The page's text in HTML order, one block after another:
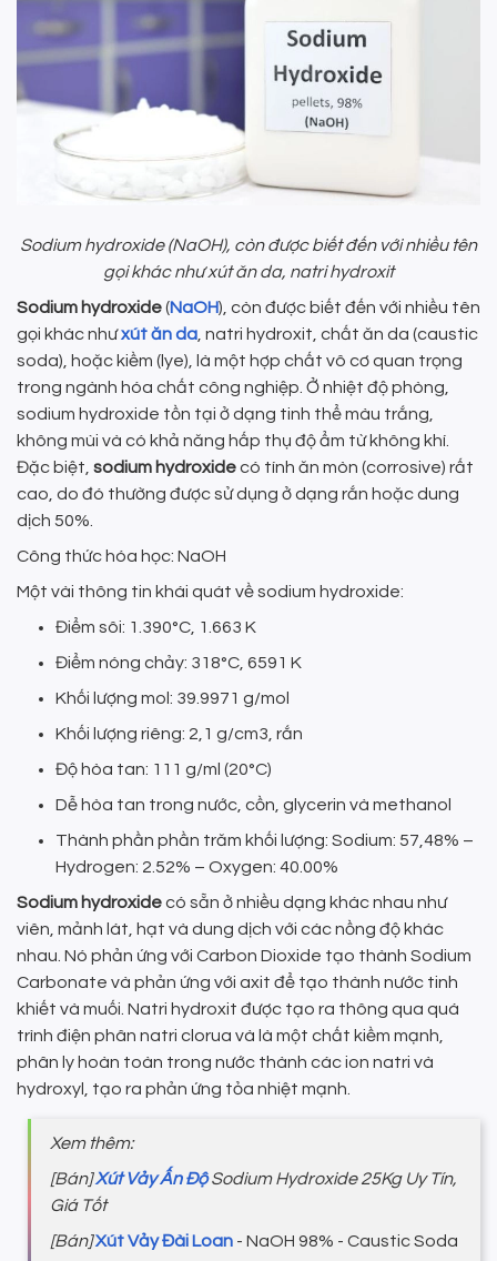
Sodium hydroxide (NaOH), còn được biết đến với nhiều tên
gọi khác như xút ăn da, natri hydroxit
Sodium hydroxide(NaOH), còn được biết đến với nhiều tên
gọi khác nhưxút ăn da , natri hydroxit, chất ăn da (caustic
soda), hoặc kiềm (lye), là một hợp chất vô cơ quan trọng
trong ngành hóa chất công nghiệp. Ở nhiệt độ phòng,
sodium hydroxide tồn tại ở dạng tinh thể màu trắng,
không mùi và có khả năng hấp thụ độ ẩm từ không khí.
Đặc biệt, sodium hydroxidecó tính ăn mòn (corrosive) rất
cao, do đó thường được sử dụng ở dạng rắn hoặc dung
dịch 50%.
Công thức hóa học: NaOH
Một vài thông tin khái quát về sodium hydroxide:
Điểm sôi: 1.390°C, 1.663 K
Điểm nóng chảy: 318°C, 6591 K
Khối lượng mol: 39.9971 g/mol
Khối lượng riêng: 2,1 g/cm3, rắn
Độ hòa tan: 111 g/ml (20°C)
Dễ hòa tan trong nước, cồn, glycerin và methanol
Thành phần phần trăm khối lượng: Sodium: 57,48% –
Hydrogen: 2.52% – Oxygen: 40.00%
Sodium hydroxidecó sẵn ở nhiều dạng khác nhau như
viên, mảnh lát, hạt và dung dịch với các nồng độ khác
nhau. Nó phản ứng với Carbon Dioxide tạo thành Sodium
Carbonate và phản ứng với axit để tạo thành nước tinh
khiết và muối. Natri hydroxit được tạo ra thông qua quá
trình điện phân natri clorua và là một chất kiềm mạnh,
phân ly hoàn toàn trong nước thành các ion natri và
hydroxyl, tạo ra phản ứng tỏa nhiệt mạnh.
Xem thêm:
[Bán]Xút Vảy Ấn ĐộSodium Hydroxide 25Kg Uy Tín,
Giá Tốt
[Bán]Xút Vảy Đài Loan - NaOH 98% - Caustic Soda